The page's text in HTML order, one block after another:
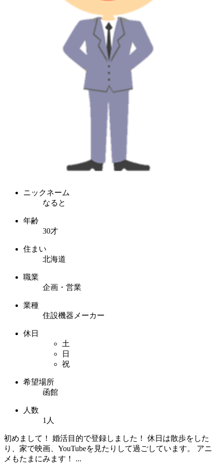
ニックネーム
なると
年齢
30才
住まい
北海道
職業
企画・営業
業種
住設機器メーカー
休日
土
日
祝
希望場所
函館
人数
1人
初めまして！ 婚活目的で登録しました！ 休日は散歩をした
り、家で映画、YouTubeを見たりして過ごしています。 アニ
メもたまにみます！ ...